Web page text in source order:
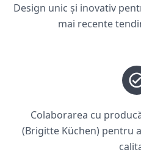
Design unic și inovativ
mai recente
Colaborarea cu
(Brigitte Küchen) pentru